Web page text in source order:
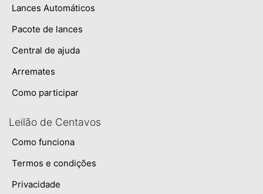
Lances Automáticos
Pacote de lances
Central de ajuda
Arremates
Como participar
Leilão de Centavos
Como funciona
Termos e condições
Privacidade